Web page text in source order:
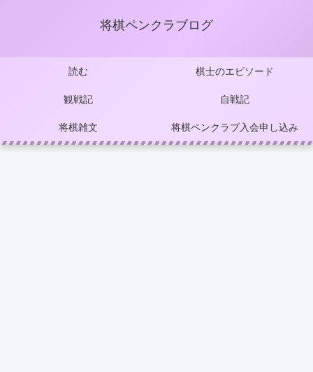
将棋ペンクラブログ
読む 棋士のエピソード
観戦記 自戦記
将棋雑文 将棋ペンクラブ入会申し込み